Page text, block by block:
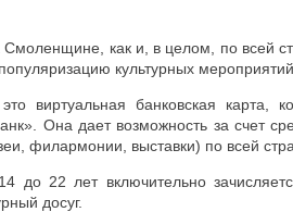
Смоленщине, как и, в целом, по всей
культурных
виртуальная банковская карта,
Она дает возможность за счет
филармонии, выставки) по всей
до 22 лет включительно
досуг.